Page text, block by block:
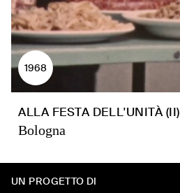
1968
ALLA FESTA DELL'UNITÀ (II)
Bologna
UN PROGETTO DI